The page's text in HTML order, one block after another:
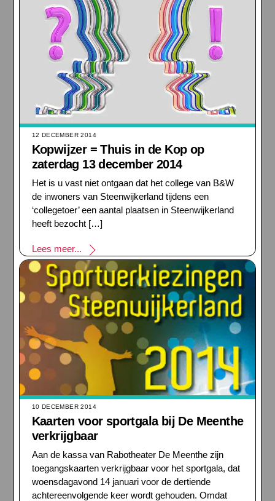
12 DECEMBER 2014
Kopwijzer = Thuis in de Kop op
zaterdag 13 december 2014
Het is u vast niet ontgaan dat het college van B&W
de inwoners van Steenwijkerland tijdens een
‘collegetoer’ een aantal plaatsen in Steenwijkerland
heeft bezocht […]
Lees meer...
10 DECEMBER 2014
Kaarten voor sportgala bij De Meenthe
verkrijgbaar
Aan de kassa van Rabotheater De Meenthe zijn
toegangskaarten verkrijgbaar voor het sportgala, dat
woensdagavond 14 januari voor de dertiende
achtereenvolgende keer wordt gehouden. Omdat